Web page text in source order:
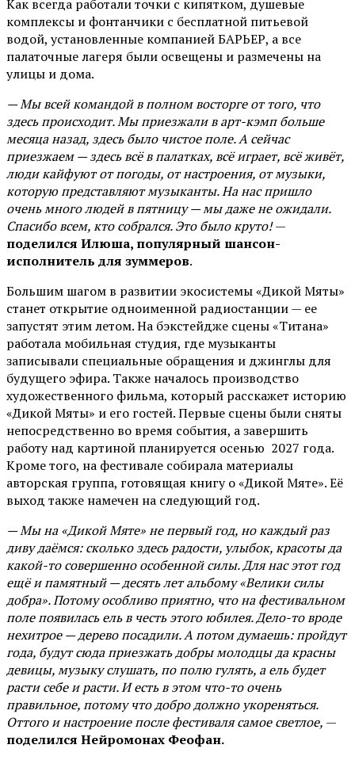
Как всегда работали точки с кипятком, душевые
комплексы и фонтанчики с бесплатной питьевой
водой, установленные компанией БАРЬЕР, а все
палаточные лагеря были освещены и размечены на
улицы и дома.
— Мы всей командой в полном восторге от того, что
здесь происходит. Мы приезжали в арт-кэмп больше
месяца назад, здесь было чистое поле. А сейчас
приезжаем — здесь всё в палатках, всё играет, всё живёт,
люди кайфуют от погоды, от настроения, от музыки,
которую представляют музыканты. На нас пришло
очень много людей в пятницу — мы даже не ожидали.
Спасибо всем, кто собрался. Это было круто!—
поделился Илюша, популярный шансон-
исполнитель для зуммеров.
Большим шагом в развитии экосистемы «Дикой Мяты»
станет открытие одноименной радиостанции — ее
запустят этим летом. На бэкстейдже сцены «Титана»
работала мобильная студия, где музыканты
записывали специальные обращения и джинглы для
будущего эфира. Также началось производство
художественного фильма, который расскажет историю
«Дикой Мяты» и его гостей. Первые сцены были сняты
непосредственно во время события, а завершить
работу над картиной планируется осенью 2027 года.
Кроме того, на фестивале собирала материалы
авторская группа, готовящая книгу о «Дикой Мяте». Её
выход также намечен на следующий год.
— Мы на «Дикой Мяте» не первый год, но каждый раз
диву даёмся: сколько здесь радости, улыбок, красоты да
какой-то совершенно особенной силы. Для нас этот год
ещё и памятный — десять лет альбому «Велики силы
добра». Потому особливо приятно, что на фестивальном
поле появилась ель в честь этого юбилея. Дело-то вроде
нехитрое — дерево посадили. А потом думаешь: пройдут
года, будут сюда приезжать добры молодцы да красны
девицы, музыку слушать, по полю гулять, а ель будет
расти себе и расти. И есть в этом что-то очень
правильное, потому что добро должно укореняться.
Оттого и настроение после фестиваля самое светлое, —
поделился Нейромонах Феофан.